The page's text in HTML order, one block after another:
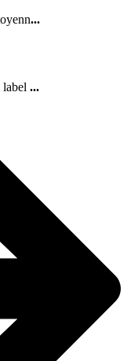
...
label ...